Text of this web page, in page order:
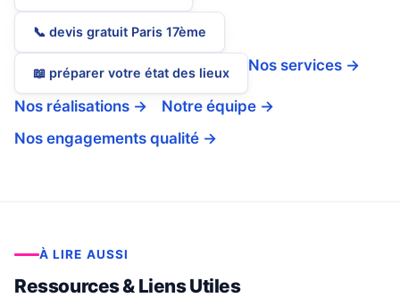
📞 devis gratuit Paris 17ème
📖 préparer votre état des lieux Nos services →
Nos réalisations →
Notre équipe →
Nos engagements qualité →
À LIRE AUSSI
Ressources & Liens Utiles